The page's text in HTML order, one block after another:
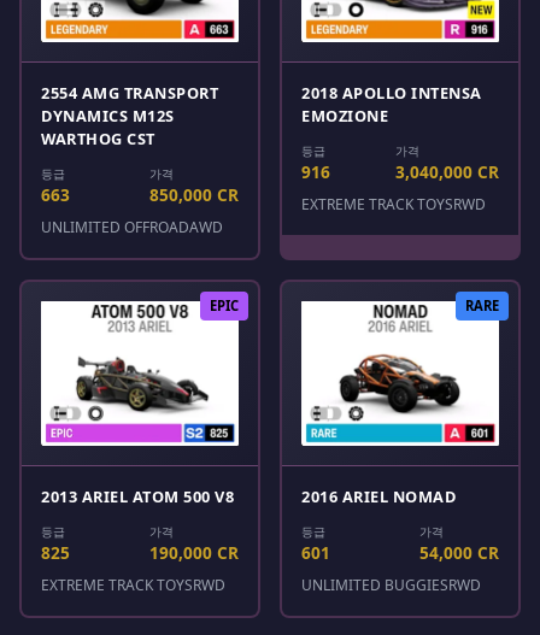
2554 AMG TRANSPORT
DYNAMICS M12S
WARTHOG CST
등급
663
가격
850,000 CR
UNLIMITED OFFROADAWD
2018 APOLLO INTENSA
EMOZIONE
등급
916
가격
3,040,000 CR
EXTREME TRACK TOYSRWD
EPIC
2013 ARIEL ATOM 500 V8
등급
825
가격
190,000 CR
EXTREME TRACK TOYSRWD
RARE
2016 ARIEL NOMAD
등급
601
가격
54,000 CR
UNLIMITED BUGGIESRWD